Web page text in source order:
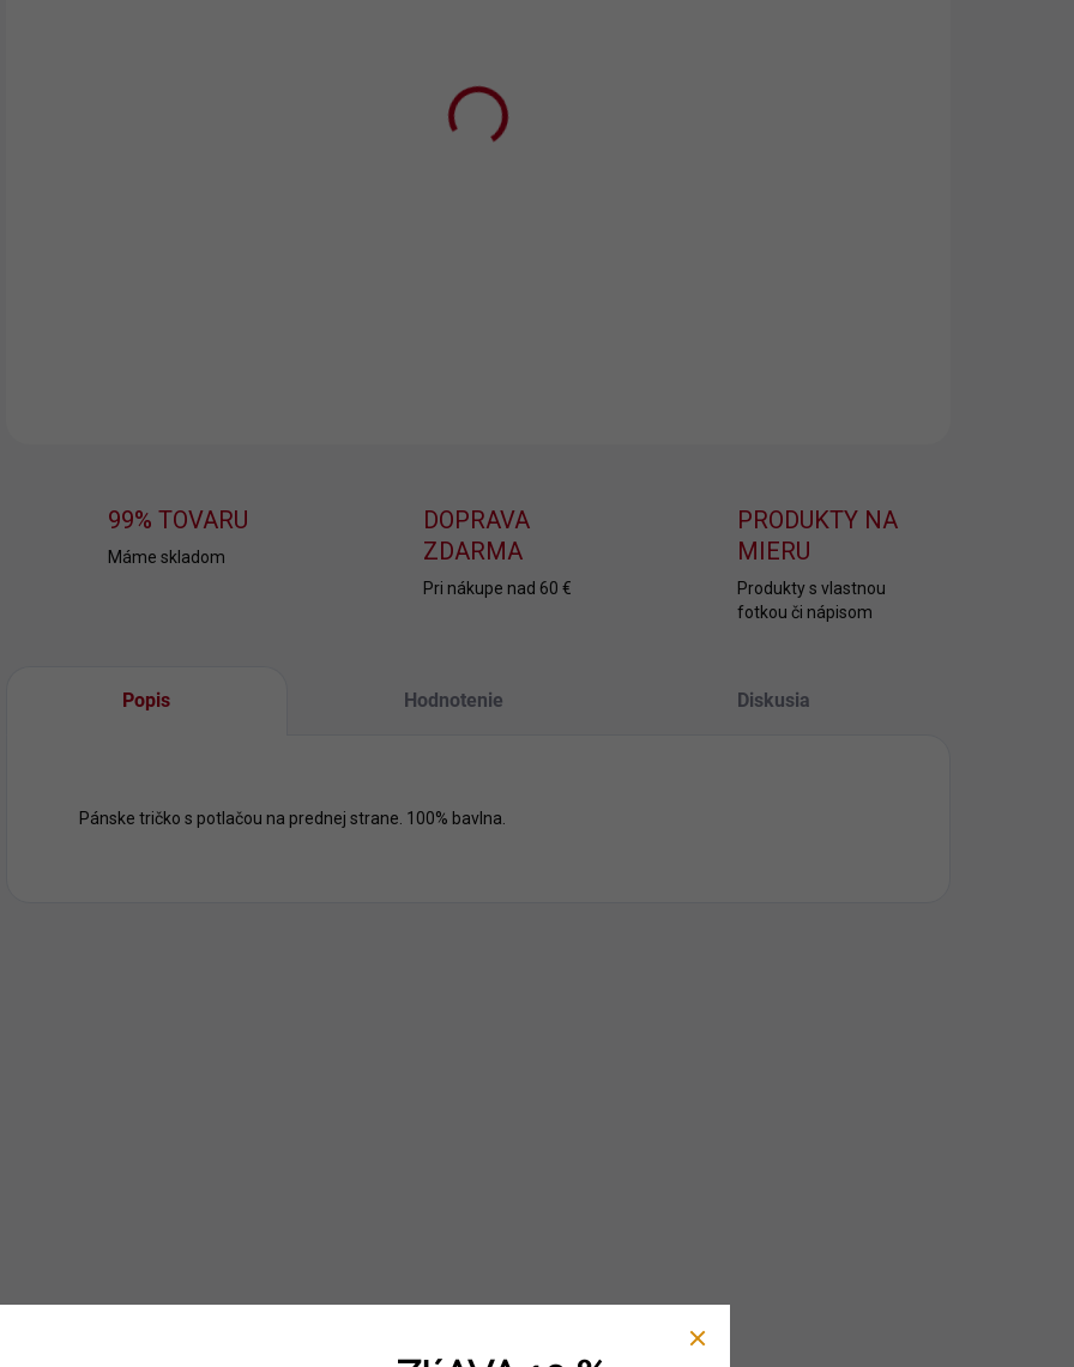
TRIČKO PÁNSKE -
VEĽKOSŤ
99% TOVARU
Máme skladom
DOPRAVA
ZDARMA
Pri nákupe nad 60 €
PRODUKTY NA
MIERU
Produkty s vlastnou
fotkou či nápisom
Popis Hodnotenie Diskusia
Pánske tričko s potlačou na prednej strane. 100% bavlna.